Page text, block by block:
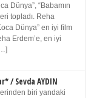
Dünya”, “Babamın
topladı. Reha
Dünya” en iyi film
Erdem’e, en iyi
/ Sevda AYDIN
biri yandaki